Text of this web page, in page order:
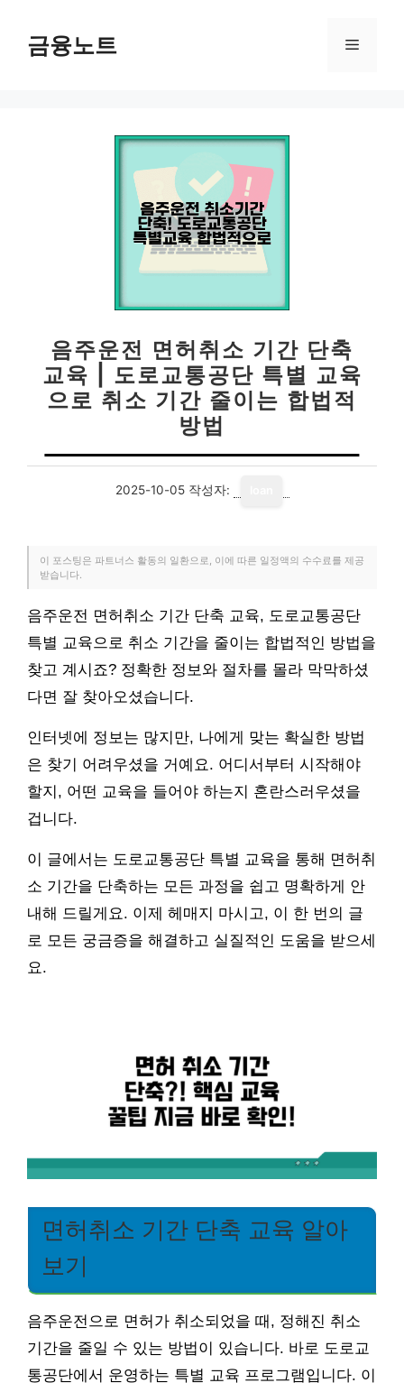
금융노트 메
음주운전 면허취소 기간 단축
교육 | 도로교통공단 특별 교육
으로 취소 기간 줄이는 합법적
방법
2025-10-05 작성자:
이 포스팅은 파트너스 활동의 일환으로, 이에 따른 일정액의 수수료를 제공
받습니다.
음주운전 면허취소 기간 단축 교육, 도로교통공단
특별 교육으로 취소 기간을 줄이는 합법적인 방법을
찾고 계시죠? 정확한 정보와 절차를 몰라 막막하셨
다면 잘 찾아오셨습니다.
인터넷에 정보는 많지만, 나에게 맞는 확실한 방법
은 찾기 어려우셨을 거예요. 어디서부터 시작해야
할지, 어떤 교육을 들어야 하는지 혼란스러우셨을
겁니다.
이 글에서는 도로교통공단 특별 교육을 통해 면허취
소 기간을 단축하는 모든 과정을 쉽고 명확하게 안
내해 드릴게요. 이제 헤매지 마시고, 이 한 번의 글
로 모든 궁금증을 해결하고 실질적인 도움을 받으세
요.
면허취소 기간 단축 교육 알아
보기
음주운전으로 면허가 취소되었을 때, 정해진 취소
기간을 줄일 수 있는 방법이 있습니다. 바로 도로교
통공단에서 운영하는 특별 교육 프로그램입니다. 이